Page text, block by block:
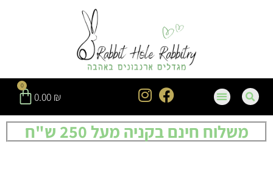
0.00 ₪
0
משלוח חינם בקניה מעל 250 ש"ח